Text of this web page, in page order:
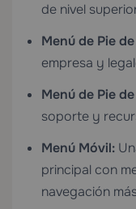
de nivel
Menú de Pie
empresa y
Menú de Pie
soporte y
Menú Móvil:
principal con
navegación